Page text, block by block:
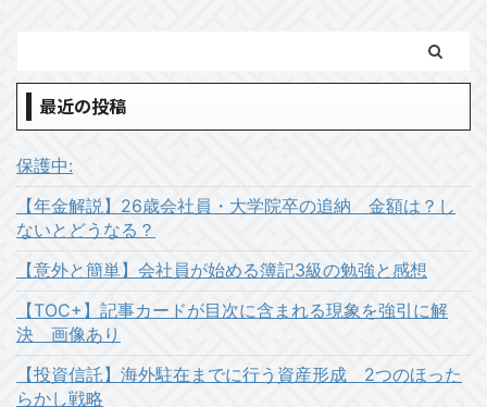
最近の投稿
保護中:
【年金解説】26歳会社員・大学院卒の追納 金額は？し
ないとどうなる？
【意外と簡単】会社員が始める簿記3級の勉強と感想
【TOC+】記事カードが目次に含まれる現象を強引に解
決 画像あり
【投資信託】海外駐在までに行う資産形成 2つのほった
らかし戦略